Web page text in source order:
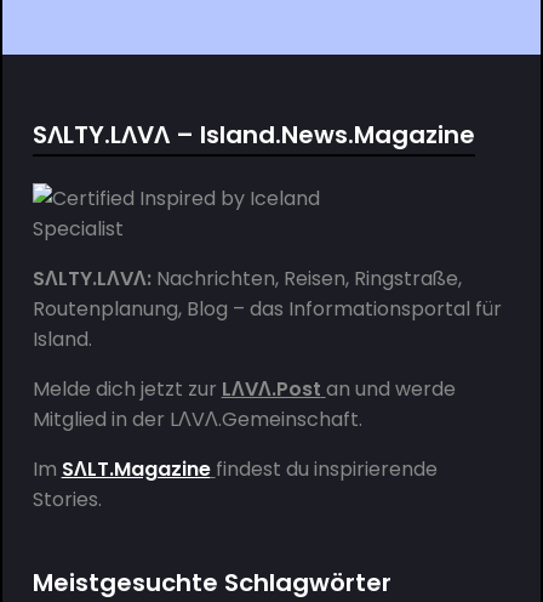
SΛLTY.LΛVΛ – Island.News.Magazine
SΛLTY.LΛVΛ:Nachrichten, Reisen, Ringstraße,
Routenplanung, Blog – das Informationsportal für
Island.
Melde dich jetzt zur LΛVΛ.Post an und werde
Mitglied in der LΛVΛ.Gemeinschaft.
Im SΛLT.Magazine findest du inspirierende
Stories.
Meistgesuchte Schlagwörter